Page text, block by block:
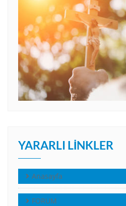
YARARLI LINKLER
Anasayfa
FORUM